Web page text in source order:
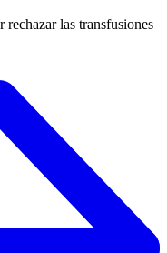
rechazar las transfusiones